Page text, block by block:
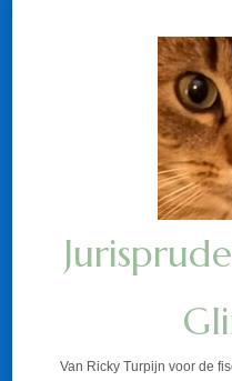
Van Ricky Turpijn voor de